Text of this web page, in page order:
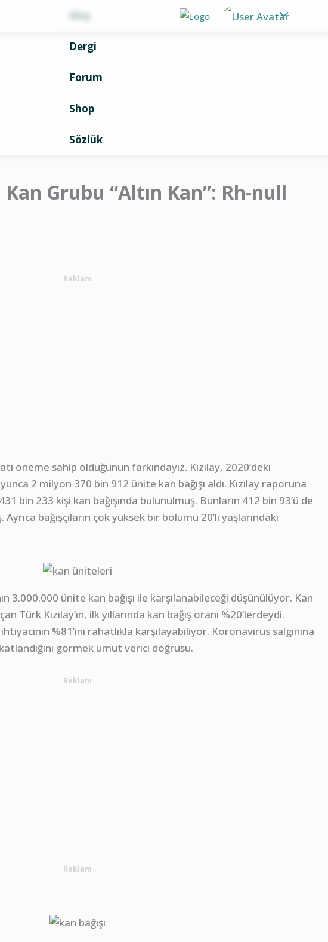
Akış
Dergi
Forum
Shop
Sözlük
Grubu “Altın Kan”: Rh-null
Reklam
öneme sahip olduğunun farkındayız. Kızılay, 2020’deki
2 milyon 370 bin 912 ünite kan bağışı aldı. Kızılay raporuna
bin 233 kişi kan bağışında bulunulmuş. Bunların 412 bin 93’ü de
bağışçıların çok yüksek bir bölümü 20’li yaşlarındaki
3.000.000 ünite kan bağışı ile karşılanabileceği düşünülüyor. Kan
Türk Kızılay’ın, ilk yıllarında kan bağış oranı %20’lerdeydi.
%81’ini rahatlıkla karşılayabiliyor. Koronavirüs salgınına
görmek umut verici doğrusu.
Reklam
Reklam